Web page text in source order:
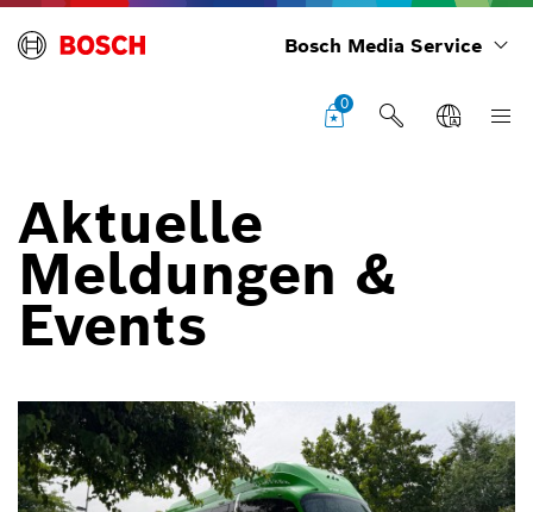
Bosch Media Service
0
Aktuelle
Meldungen &
Events